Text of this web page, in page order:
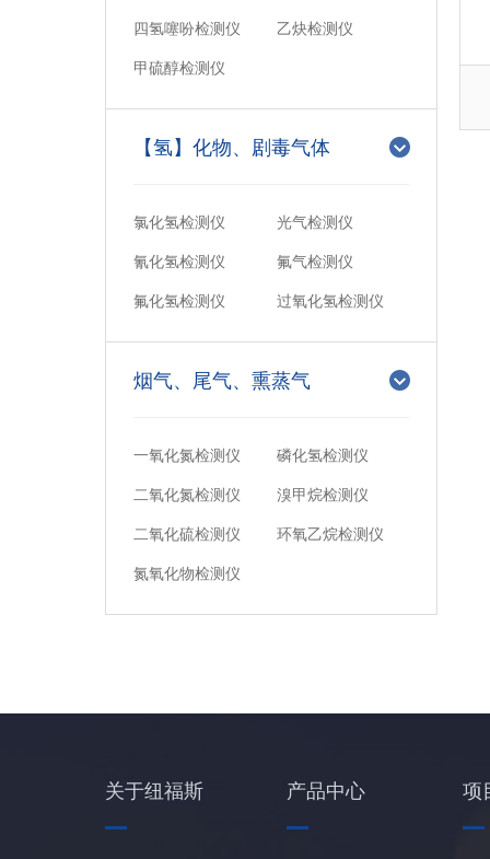
四氢噻吩检测仪
乙炔检测仪
甲硫醇检测仪
【氢】化物、剧毒气体
氯化氢检测仪
光气检测仪
氰化氢检测仪
氟气检测仪
氟化氢检测仪
过氧化氢检测仪
烟气、尾气、熏蒸气
一氧化氮检测仪
磷化氢检测仪
二氧化氮检测仪
溴甲烷检测仪
二氧化硫检测仪
环氧乙烷检测仪
氮氧化物检测仪
关于纽福斯 产品中心 项